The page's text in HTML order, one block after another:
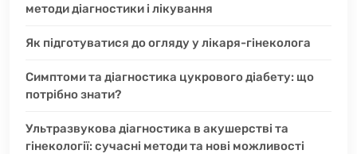
методи діагностики і лікування
Як підготуватися до огляду у лікаря-гінеколога
Симптоми та діагностика цукрового діабету: що
потрібно знати?
Ультразвукова діагностика в акушерстві та
гінекології: сучасні методи та нові можливості